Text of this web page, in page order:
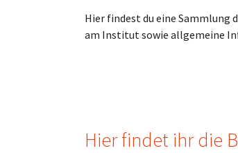
Hier findest du eine Sammlung
am Institut sowie allgemeine
Hier findet ihr die